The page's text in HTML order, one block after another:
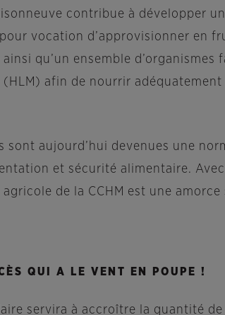
contribue à développer
vocation d’approvisionner en
qu’un ensemble d’organismes
afin de nourrir
sont aujourd’hui devenues une
et sécurité alimentaire.
de la CCHM est une
QUI A LE VENT EN POUPE !
servira à accroître la quantité